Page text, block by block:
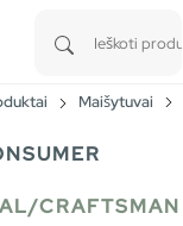
Maišytuvai
CRAFTSMAN